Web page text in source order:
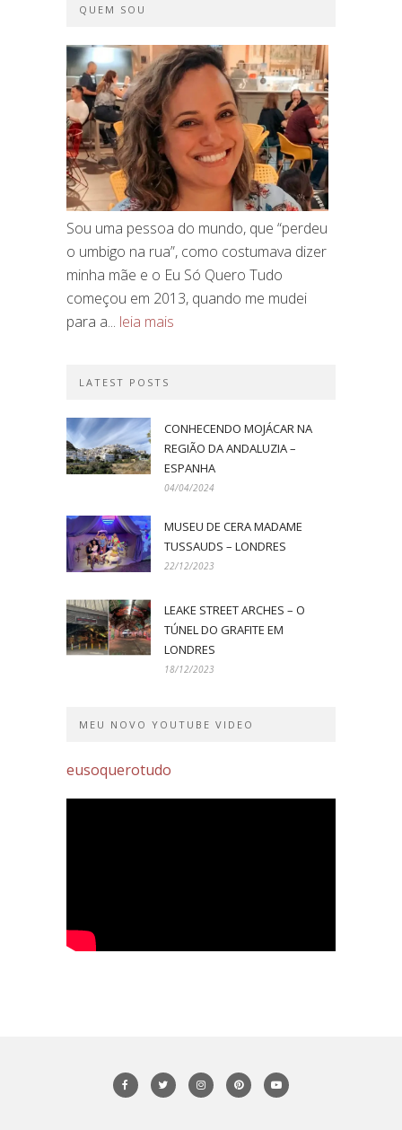
QUEM SOU
Sou uma pessoa do mundo, que “perdeu
o umbigo na rua”, como costumava dizer
minha mãe e o Eu Só Quero Tudo
começou em 2013, quando me mudei
para a... leia mais
LATEST POSTS
CONHECENDO MOJÁCAR NA
REGIÃO DA ANDALUZIA –
ESPANHA
04/04/2024
MUSEU DE CERA MADAME
TUSSAUDS – LONDRES
22/12/2023
LEAKE STREET ARCHES – O
TÚNEL DO GRAFITE EM
LONDRES
18/12/2023
MEU NOVO YOUTUBE VIDEO
eusoquerotudo